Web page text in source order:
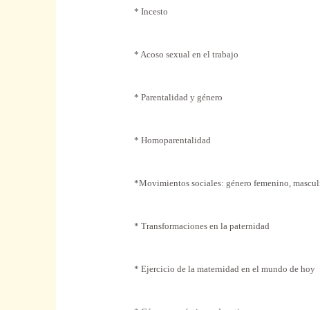
* Incesto
* Acoso sexual en el trabajo
* Parentalidad y género
* Homoparentalidad
*Movimientos sociales: género femenino,
* Transformaciones en la paternidad
* Ejercicio de la maternidad en el mundo de hoy